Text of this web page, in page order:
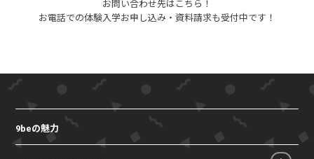
お問い合わせ先はこちら！
お電話での体験入学お申し込み・ 資料請求も受付中です！
9beの魅力